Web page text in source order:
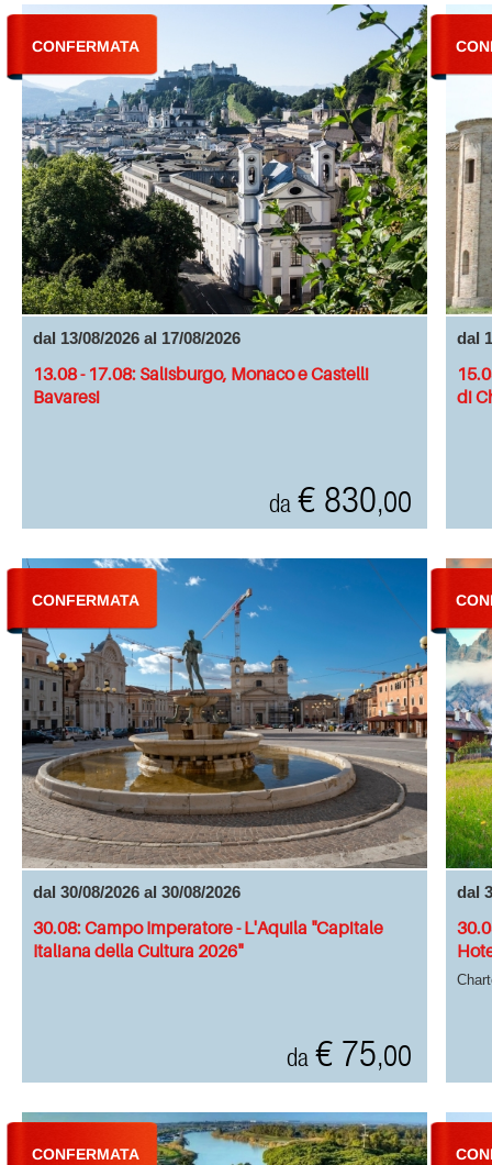
dal 13/08/2026 al 17/08/2026
13.08 - 17.08: Salisburgo, Monaco e Castelli
Bavaresi
CONFERMATA
da € 830,00
dal
di
dal 30/08/2026 al 30/08/2026
30.08: Campo Imperatore - L'Aquila "Capitale
Italiana della Cultura 2026"
CONFERMATA
da € 75,00
dal
CONFERMATA